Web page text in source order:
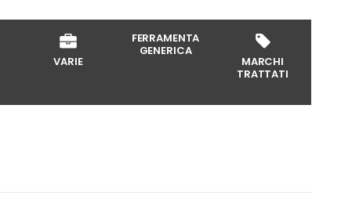
VARIE
FERRAMENTA
GENERICA
MARCHI
TRATTATI